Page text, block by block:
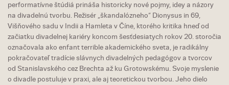
performatívne štúdiá prináša historicky nové pojmy, idey a názory
na divadelnú tvorbu. Režisér „škandalózneho“ Dionysus in 69,
Višňového sadu v Indii a Hamleta v Číne, ktorého kritika hneď od
začiatku divadelnej kariéry koncom šesťdesiatych rokov 20. storočia
označovala ako enfant terrible akademického sveta, je radikálny
pokračovateľ tradície slávnych divadelných pedagógov a tvorcov
od Stanislavského cez Brechta až ku Grotowskému. Svoje myslenie
o divadle postuluje v praxi, ale aj teoretickou tvorbou. Jeho dielo